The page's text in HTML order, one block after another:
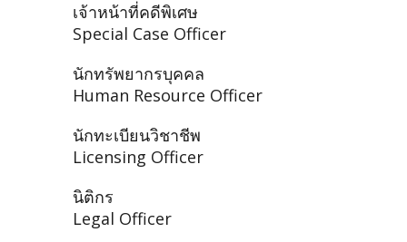
เจ้าหน้าที่คดีพิเศษ
Special Case Officer
นักทรัพยากรบุคคล
Human Resource Officer
นักทะเบียนวิชาชีพ
Licensing Officer
นิติกร
Legal Officer